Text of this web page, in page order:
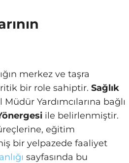
merkez ve taşra
bir role sahiptir. Sağlık
Yardımcılarına bağlı
ile belirlenmiştir.
eğitim
bir yelpazede faaliyet
sayfasında bu